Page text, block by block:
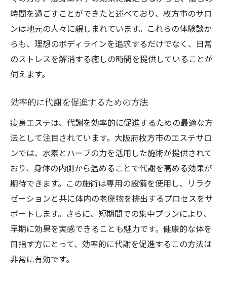
時間を過ごすことができたと述べており、枚方市のサロ
ンは地元の人々に親しまれています。これらの体験談か
らも、理想のボディラインを追求するだけでなく、日常
のストレスを解消する癒しの時間を提供していることが
伺えます。
効率的に代謝を促進するための方法
痩身エステは、代謝を効率的に促進するための最適な方
法として注目されています。大阪府枚方市のエステサロ
ンでは、水素とハーブの力を活用した施術が提供されて
おり、身体の内側から温めることで代謝を高める効果が
期待できます。この施術は専用の設備を使用し、リラク
ゼーションと共に体内の老廃物を排出するプロセスをサ
ポートします。さらに、短期間での集中プランにより、
早期に効果を実感できることも魅力です。健康的な体を
目指す方にとって、効率的に代謝を促進するこの方法は
非常に有効です。